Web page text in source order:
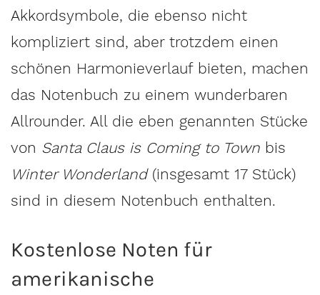
Akkordsymbole, die ebenso nicht
kompliziert sind, aber trotzdem einen
schönen Harmonieverlauf bieten, machen
das Notenbuch zu einem wunderbaren
Allrounder. All die eben genannten Stücke
von Santa Claus is Coming to Town bis
Winter Wonderland(insgesamt 17 Stück)
sind in diesem Notenbuch enthalten.
Kostenlose Noten für
amerikanische